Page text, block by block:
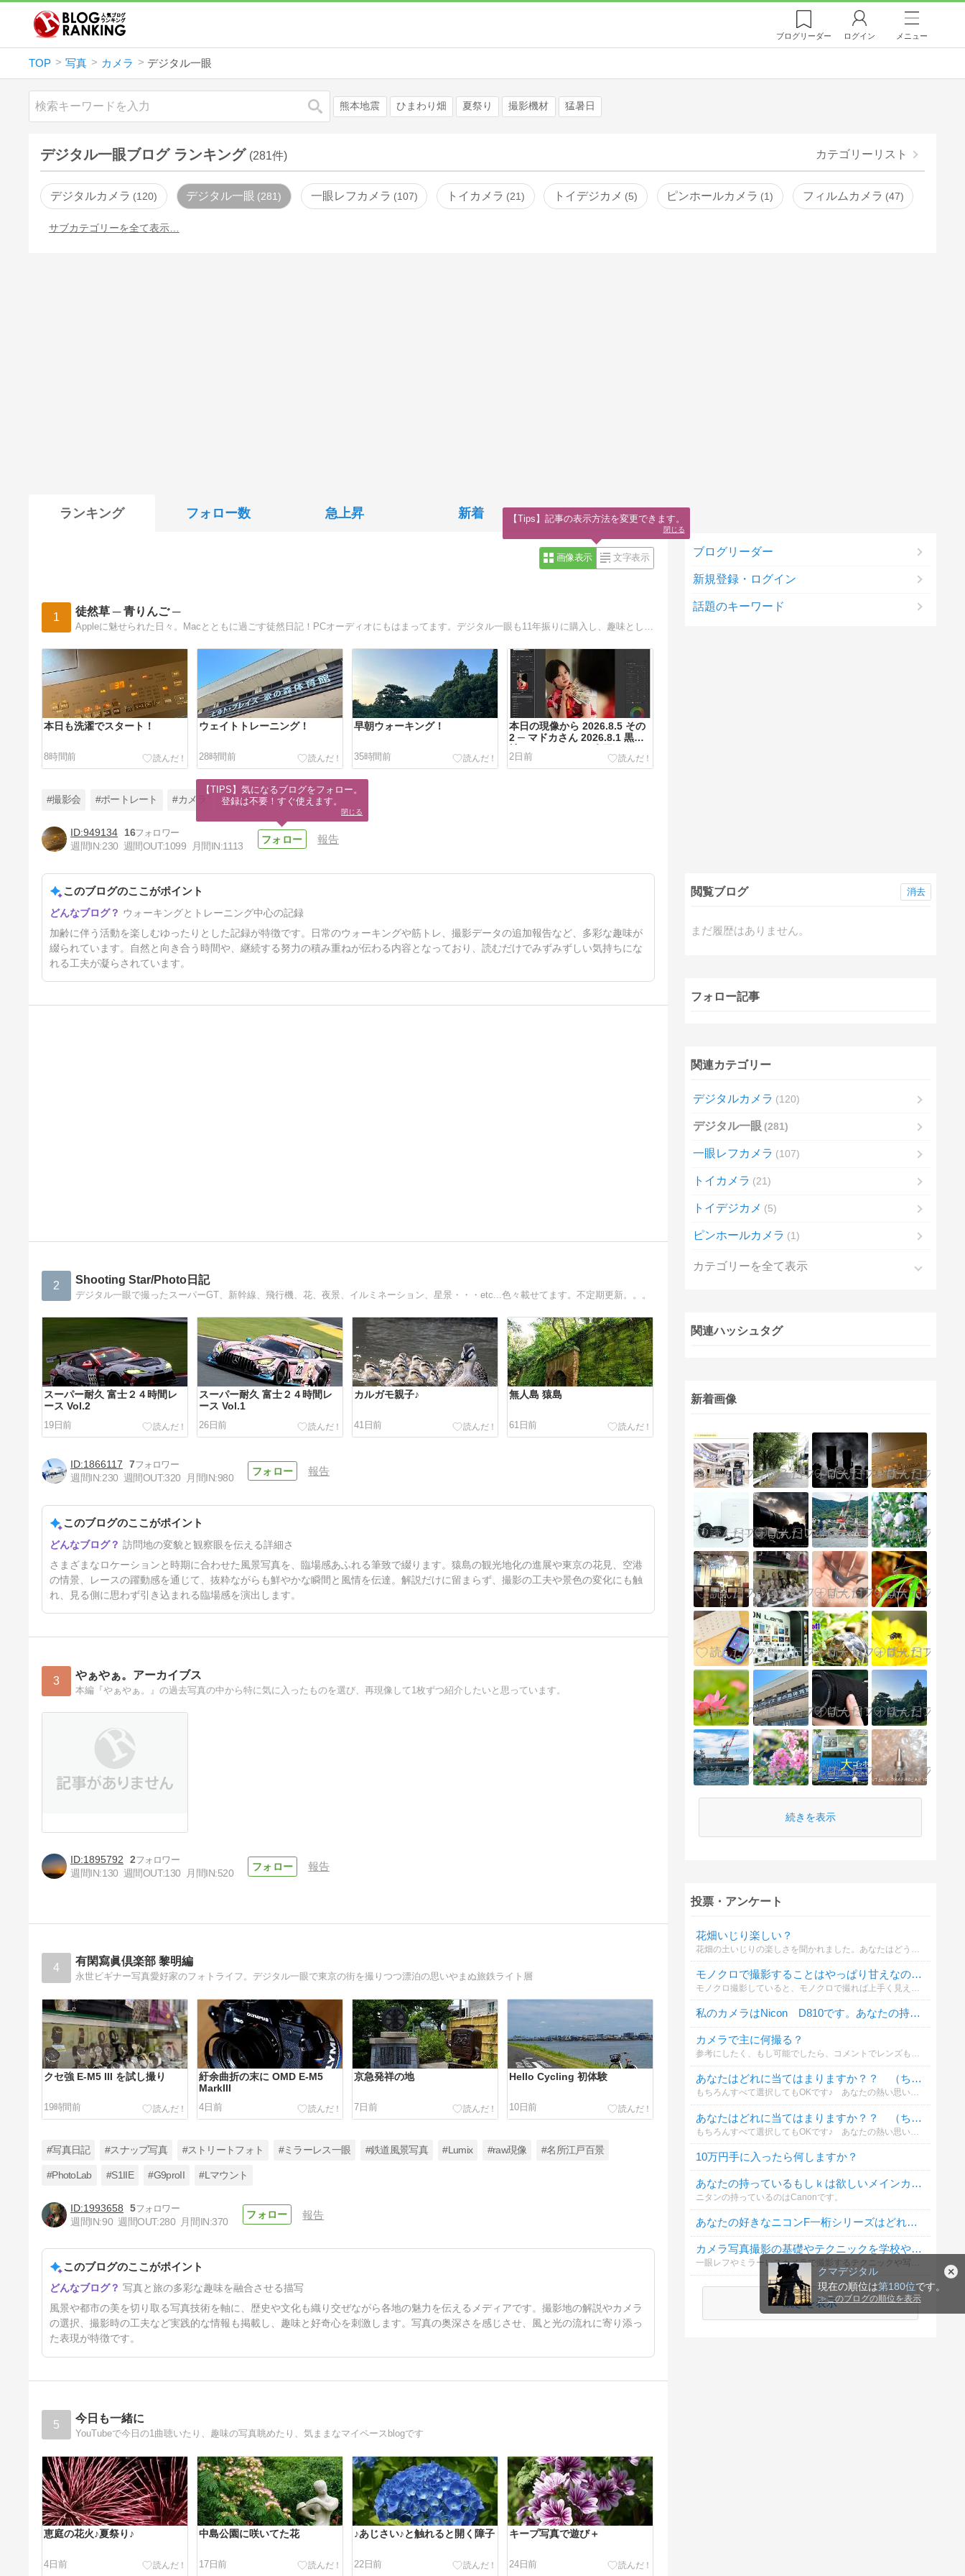
クマデジタル
現在の順位は第180位です。
≫ このブログの順位を表示
ブログリーダー ログイン メニュー
TOP 写真 カメラ デジタル一眼
検索 熊本地震 ひまわり畑 夏祭り 撮影機材 猛暑日
デジタル一眼ブログ ランキング (281件) カテゴリーリスト
デジタルカメラ 120 デジタル一眼 281 一眼レフカメラ 107 トイカメラ 21 トイデジカメ 5 ピンホールカメラ 1 フィルムカメラ 47
サブカテゴリーを全て表示…
ランキング フォロー数 急上昇 新着
画像表示 文字表示
1 徒然草 ─ 青りんご ─
本日も洗濯でスタート！
8時間前
ウェイトトレーニング！
28時間前
早朝ウォーキング！
35時間前
本日の現像から 2026.8.5 その
2 ─ マドカさん 2026.8.1 黒石
社 チャイナドレス企画 ─
2日前
─ マドカさん 2024.12.22 一宮
市 古民家「つくる。」 ─
2日前
#撮影会 #ポートレート #カメラ #Nikon
949134
16
週間IN:230 週間OUT:1099 月間IN:1113
報告
このブログのここがポイント
ウォーキングとトレーニング中心の記録
加齢に伴う活動を楽しむゆったりとした記録が特徴です。日常のウォーキングや筋トレ、撮影データの追加報告など、多彩な趣味が
綴られています。自然と向き合う時間や、継続する努力の積み重ねが伝わる内容となっており、読むだけでみずみずしい気持ちにな
れる工夫が凝らされています。
2 Shooting Star/Photo日記
デジタル一眼で撮ったスーパーGT、新幹線、飛行機、花、夜景、イルミネーション、星景・・・etc...色々載せてます。不定期更新。。。
スーパー耐久 富士２４時間レ
ース Vol.2
19日前
スーパー耐久 富士２４時間レ
ース Vol.1
26日前
カルガモ親子♪
41日前
無人島 猿島
61日前
4月～5月。。。
68日前
1866117
7
週間IN:230 週間OUT:320 月間IN:980
報告
このブログのここがポイント
訪問地の変貌と観察眼を伝える詳細さ
さまざまなロケーションと時期に合わせた風景写真を、臨場感あふれる筆致で綴ります。猿島の観光地化の進展や東京の花見、空港
の情景、レースの躍動感を通じて、抜粋ながらも鮮やかな瞬間と風情を伝達。解説だけに留まらず、撮影の工夫や景色の変化にも触
れ、見る側に思わず引き込まれる臨場感を演出します。
3 やぁやぁ。アーカイブス
本編『やぁやぁ。』の過去写真の中から特に気に入ったものを選び、再現像して1枚ずつ紹介したいと思っています。
1895792
2
週間IN:130 週間OUT:130 月間IN:520
報告
4 有閑寫眞倶楽部 黎明編
永世ビギナー写真愛好家のフォトライフ。デジタル一眼で東京の街を撮りつつ漂泊の思いやまぬ旅鉄ライト層
クセ強 E-M5 III を試し撮り
19時間前
紆余曲折の末に OMD E-M5
MarkIII
4日前
京急発祥の地
7日前
Hello Cycling 初体験
10日前
七十三景 はねたのわたし弁天
の社
#写真日記 #スナップ写真 #ストリートフォト #ミラーレス一眼 #鉄道風景写真 #Lumix #raw現像 #名所江戸百景
#PhotoLab #S1IIE #G9proII #Lマウント
1993658
5
週間IN:90 週間OUT:280 月間IN:370
報告
このブログのここがポイント
写真と旅の多彩な趣味を融合させる描写
風景や都市の美を切り取る写真技術を軸に、歴史や文化も織り交ぜながら各地の魅力を伝えるメディアです。撮影地の解説やカメラ
の選択、撮影時の工夫など実践的な情報も掲載し、趣味と好奇心を刺激します。写真の奥深さを感じさせ、風と光の流れに寄り添っ
た表現が特徴です。
5 今日も一緒に
YouTubeで今日の1曲聴いたり、趣味の写真眺めたり、気ままなマイペースblogです
恵庭の花火♪夏祭り♪
4日前
中島公園に咲いてた花
17日前
♪あじさい♪と触れると開く障子
22日前
キープ写真で遊び＋
24日前
ブログリーダー
新規登録・ログイン
話題のキーワード
閲覧ブログ
まだ履歴はありません。
消去
フォロー記事
関連カテゴリー
デジタルカメラ 120
デジタル一眼 281
一眼レフカメラ 107
トイカメラ 21
トイデジカメ 5
ピンホールカメラ 1
カテゴリーを全て表示
関連ハッシュタグ
新着画像
続きを表示
投票・アンケート
花畑いじり楽しい？
モノクロで撮影することはやっぱり甘えなのか？
モノクロ撮影していると、モノクロで撮れば上手く見えるよねとチクチク言葉を言われます。どうなんでしょうか。モノクロでしか撮れないものをどう撮るか。考えて撮っているし、色ってそんなに必要なんでしょうか。
私のカメラはNicon D810です。あなたの持っている、またはほしいカメラは？
カメラで主に何撮る？
参考にしたく、もし可能でしたら、コメントでレンズも教えていただけませんか？（広角とか、単焦点の望遠みたいな感じでザックリと）
あなたはどれに当てはまりますか？？ （ちなみに自分は全部当てはまりました笑）
もちろんすべて選択してもOKです♪ あなたの熱い思いをコメント欄に記入してくださいね！ 誰にも負けないぐらいの熱いメッセージお待ちしてます！！！
あなたはどれに当てはまりますか？？ （ちなみに自分は全部当てはまりました笑）
10万円手に入ったら何しますか？
あなたの持っているもしｋは欲しいメインカメラのメーカーは？
ニタンの持っているのはCanonです。
あなたの好きなニコンF一桁シリーズはどれですか？
カメラ写真撮影の基礎やテクニックを学校や写真教室で習いましたか？
一眼レフやミラーレスカメラで撮影するテクニックや写真撮影の基本を習ったところを教えてください。
続きを表示
【TIPS】気になるブログをフォロー。
登録は不要！すぐ使えます。
閉じる
【Tips】記事の表示方法を変更できます。
閉じる